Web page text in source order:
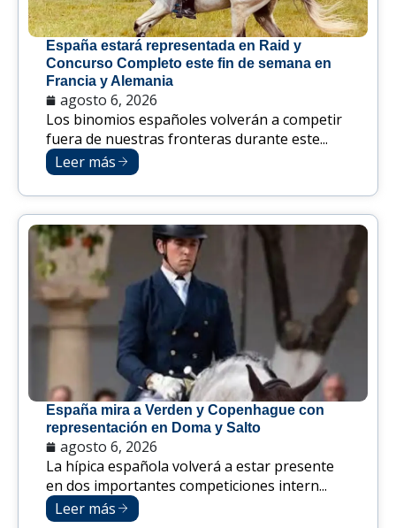
España estará representada en Raid y
Concurso Completo este fin de semana en
Francia y Alemania
agosto 6, 2026
Los binomios españoles volverán a competir
fuera de nuestras fronteras durante este...
Leer más
España mira a Verden y Copenhague con
representación en Doma y Salto
agosto 6, 2026
La hípica española volverá a estar presente
en dos importantes competiciones intern...
Leer más